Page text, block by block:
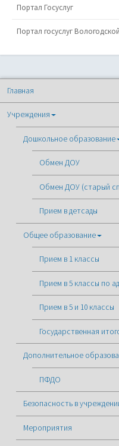
Портал Госуслуг
Портал госуслуг
Главная
Учреждения
Дошкольное образование
Обмен ДОУ
Обмен ДОУ (старый
Прием в детсады
Общее образование
Прием в 1 классы
Прием в 5 классы по
Прием в 5 и 10 классы
Государственная
Дополнительное
ПФДО
Безопасность в
Мероприятия